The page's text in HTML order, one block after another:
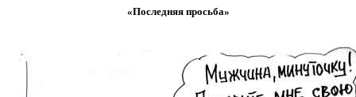
«Последняя просьба»